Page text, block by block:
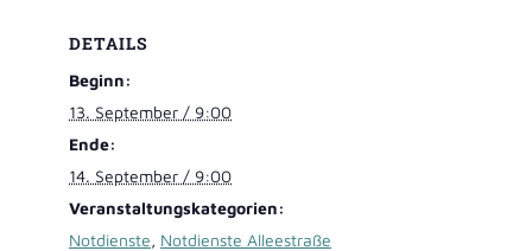
DETAILS
Beginn:
13. September / 9:00
Ende:
14. September / 9:00
Veranstaltungskategorien:
Notdienste, Notdienste Alleestraße